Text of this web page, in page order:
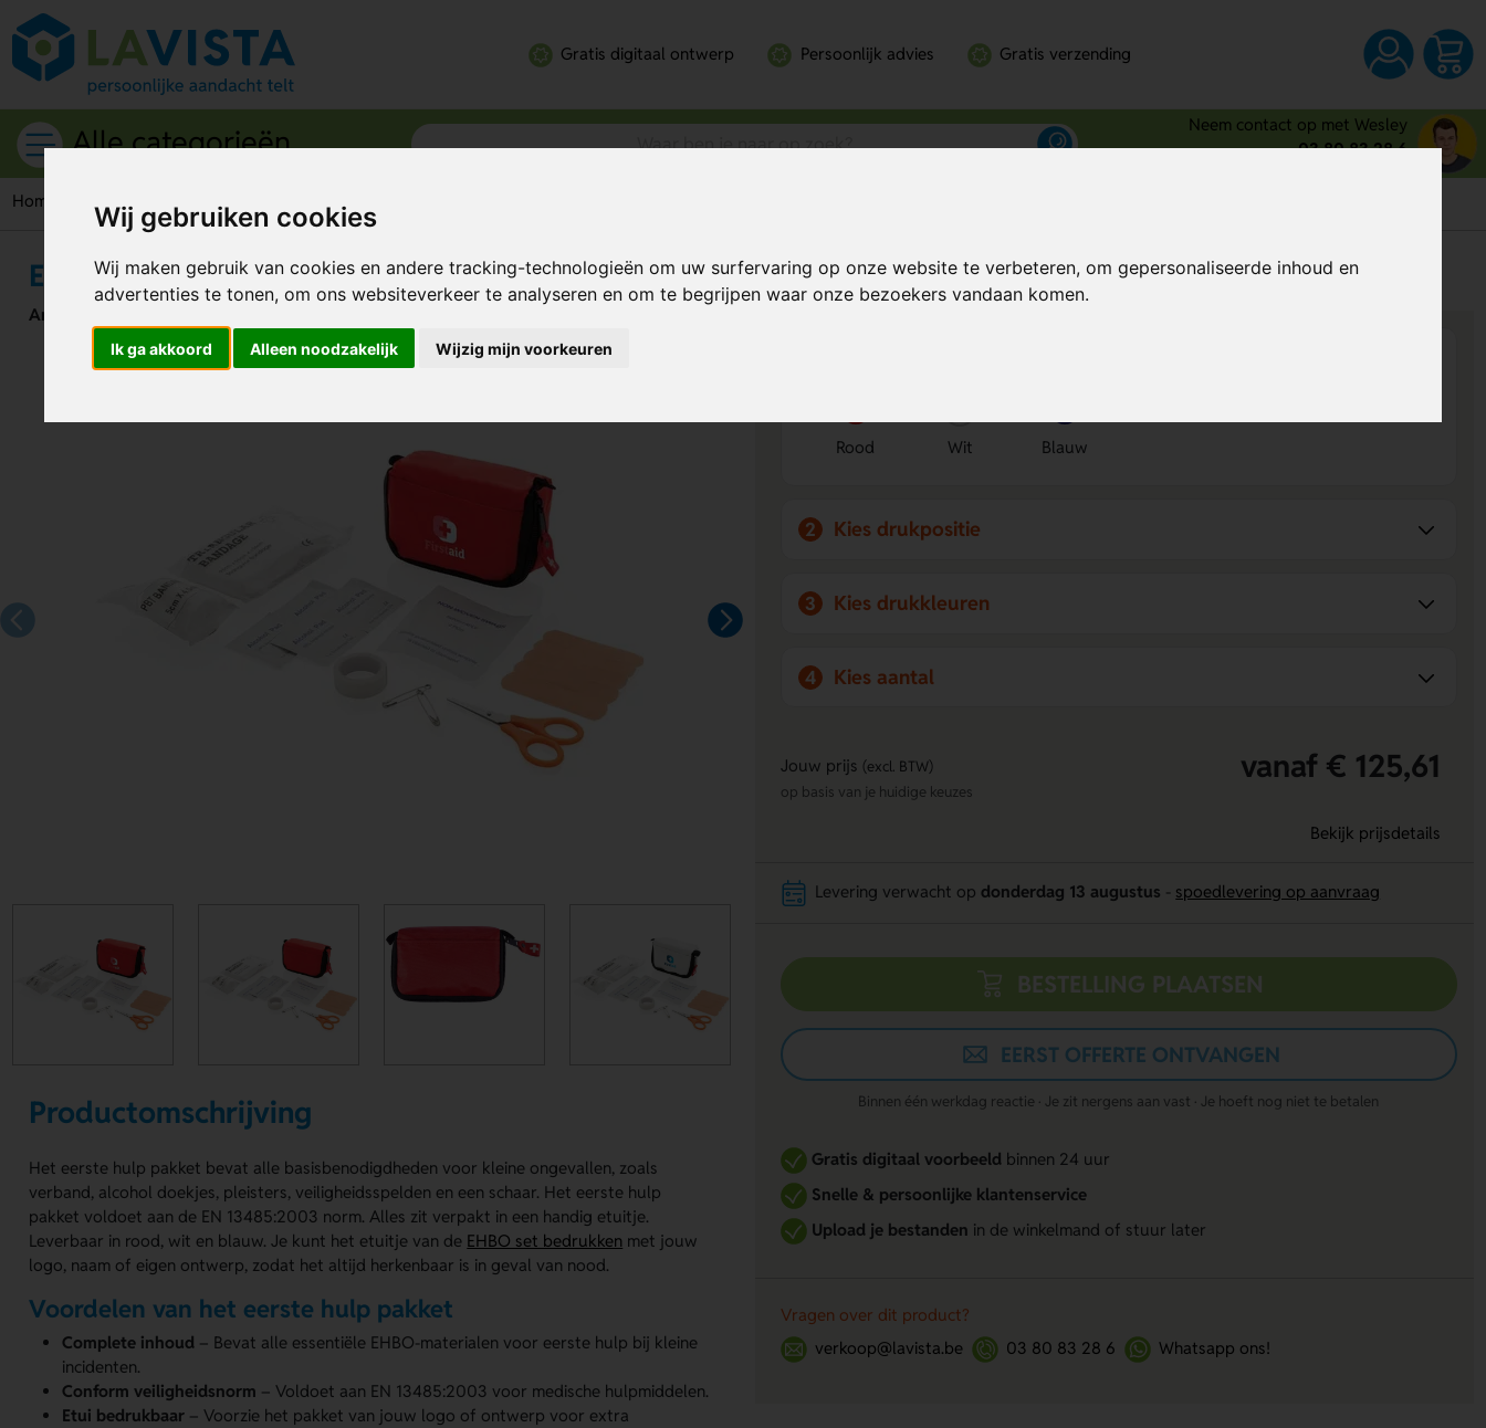
Wij gebruiken cookies
Wij maken gebruik van cookies en andere tracking-technologieën om uw surfervaring op onze website te verbeteren, om gepersonaliseerde inhoud en
advertenties te tonen, om ons websiteverkeer te analyseren en om te begrijpen waar onze bezoekers vandaan komen.
Ik ga akkoord Alleen noodzakelijk Wijzig mijn voorkeuren
Gratis digitaal ontwerp Persoonlijk advies Gratis verzending
Alle categorieën
Neem contact op met Wesley
03 80 83 28 6
Home Gezondheidsartikelen
Eerste hulp pakket
Artikelnummer:
Productomschrijving
Het eerste hulp pakket bevat alle basisbenodigdheden voor kleine ongevallen, zoals
verband, alcohol doekjes, pleisters, veiligheidsspelden en een schaar. Het eerste hulp
pakket voldoet aan de EN 13485:2003 norm. Alles zit verpakt in een handig etuitje.
Leverbaar in rood, wit en blauw. Je kunt het etuitje van de EHBO set bedrukken met jouw
logo, naam of eigen ontwerp, zodat het altijd herkenbaar is in geval van nood.
Voordelen van het eerste hulp pakket
Complete inhoud – Bevat alle essentiële EHBO-materialen voor eerste hulp bij kleine
incidenten.
Conform veiligheidsnorm – Voldoet aan EN 13485:2003 voor medische hulpmiddelen.
Etui bedrukbaar – Voorzie het pakket van jouw logo of ontwerp voor extra
Bereken mijn prijs Al vanaf€ 4,35per stuk (excl. BTW)
Rood Wit Blauw
2 Kies drukpositie
3 Kies drukkleuren
4 Kies aantal
Jouw prijs (excl. BTW) vanaf € 125,61
op basis van je huidige keuzes
Bekijk prijsdetails
Levering verwacht op donderdag 13 augustus spoedlevering op aanvraag
BESTELLING PLAATSEN
EERST OFFERTE ONTVANGEN
Binnen één werkdag reactie · Je zit nergens aan vast · Je hoeft nog niet te betalen
Gratis digitaal voorbeeld binnen 24 uur
Snelle & persoonlijke klantenservice
Upload je bestanden in de winkelmand of stuur later
Vragen over dit product?
verkoop@lavista.be
03 80 83 28 6 Whatsapp ons!